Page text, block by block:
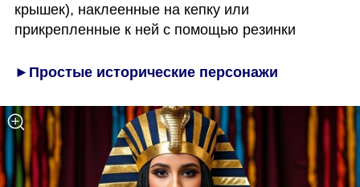
крышек), наклеенные на кепку или
прикрепленные к ней с помощью резинки
►Простые исторические персонажи